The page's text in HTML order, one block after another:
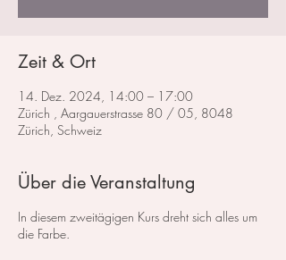
Zeit & Ort
14. Dez. 2024, 14:00 – 17:00
Zürich , Aargauerstrasse 80 / 05, 8048
Zürich, Schweiz
Über die Veranstaltung
In diesem zweitägigen Kurs dreht sich alles um
die Farbe.